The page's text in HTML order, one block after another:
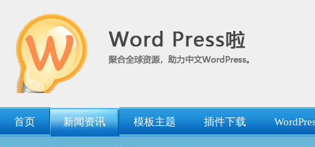
首页 新闻资讯 模板主题 插件下载